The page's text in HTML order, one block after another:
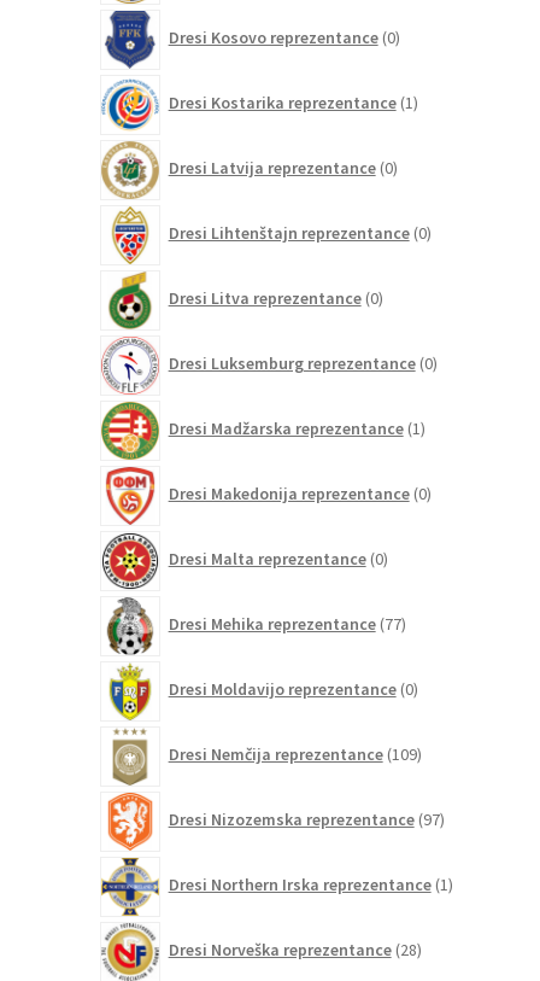
Dresi Kosovo reprezentance 0izdelkov
Dresi Kostarika reprezentance 1izdelek
Dresi Latvija reprezentance 0izdelkov
Dresi Lihtenštajn reprezentance 0izdelkov
Dresi Litva reprezentance 0izdelkov
Dresi Luksemburg reprezentance 0izdelkov
Dresi Madžarska reprezentance 1izdelek
Dresi Makedonija reprezentance 0izdelkov
Dresi Malta reprezentance 0izdelkov
Dresi Mehika reprezentance 77izdelkov
Dresi Moldavijo reprezentance 0izdelkov
Dresi Nemčija reprezentance 109izdelkov
Dresi Nizozemska reprezentance 97izdelkov
Dresi Northern Irska reprezentance 1izdelek
Dresi Norveška reprezentance 28izdelkov